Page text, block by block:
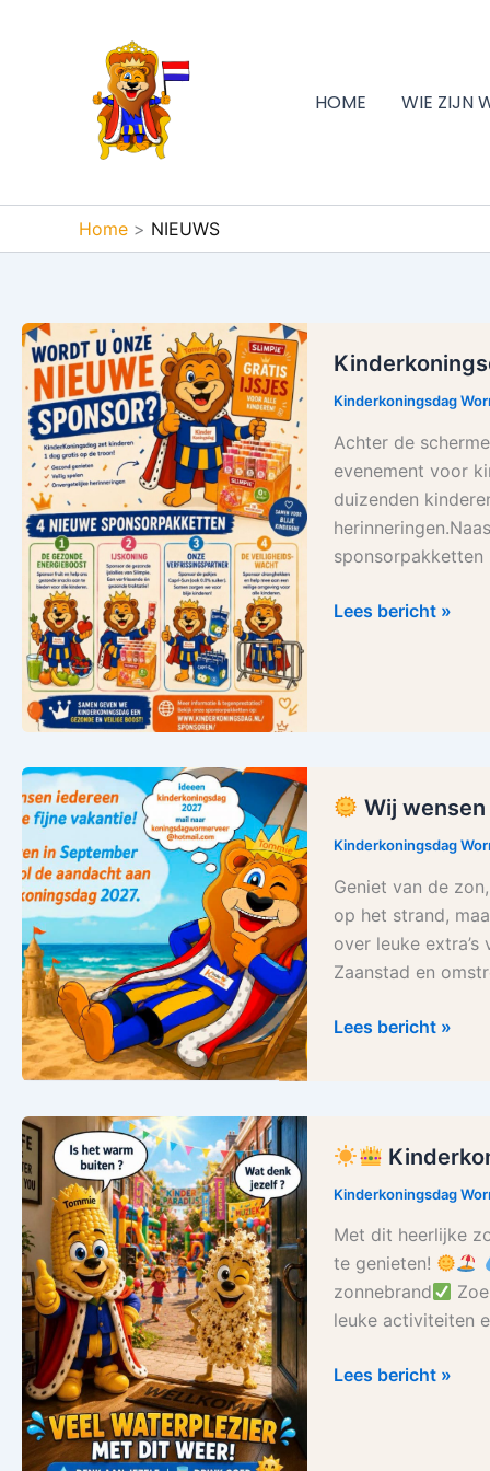
HOME WIE ZIJN
Home NIEUWS
Kinderkoningsdag
Achter de
evenement voor
duizenden
2027
belooft
een
feest
te
worden!
Lees bericht »
Wij
Kinderkoningsdag
Geniet van de
op het strand,
over leuke
Zaanstad en
Wij
wensen
een
fantastische
zomervakantie!
Lees bericht »
Kinderkoningsdag
Met dit heerlijke
te genieten!
zonnebrand
leuke activiteiten
Kinderkoningsdag
iedereen
heel
veel
waterplezier!
Lees bericht »